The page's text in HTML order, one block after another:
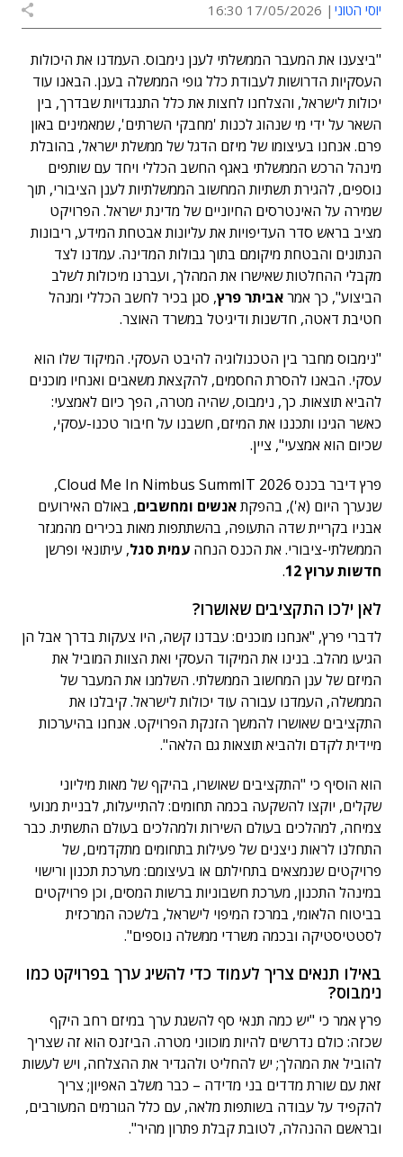
יוסי הטוני 17/05/2026 16:30
"ביצענו את המעבר הממשלתי לענן נימבוס. העמדנו את היכולות
העסקיות הדרושות לעבודת כלל גופי הממשלה בענן. הבאנו עוד
יכולות לישראל, והצלחנו לחצות את כלל התנגדויות שבדרך, בין
השאר על ידי מי שנהוג לכנות 'מחבקי השרתים', שמאמינים באון
פרם. אנחנו בעיצומו של מיזם הדגל של ממשלת ישראל, בהובלת
מינהל הרכש הממשלתי באגף החשב הכללי ויחד עם שותפים
נוספים, להגירת תשתיות המחשוב הממשלתיות לענן הציבורי, תוך
שמירה על האינטרסים החיוניים של מדינת ישראל. הפרויקט
מציב בראש סדר העדיפויות את עליונות אבטחת המידע, ריבונות
הנתונים והבטחת מיקומם בתוך גבולות המדינה. עמדנו לצד
מקבלי ההחלטות שאישרו את המהלך, ועברנו מיכולות לשלב
הביצוע", כך אמראביתר פרץ, סגן בכיר לחשב הכללי ומנהל
חטיבת דאטה, חדשנות ודיגיטל במשרד האוצר.
"נימבוס מחבר בין הטכנולוגיה להיבט העסקי. המיקוד שלו הוא
עסקי. הבאנו להסרת החסמים, להקצאת משאבים ואנחיו מוכנים
להביא תוצאות. כך, נימבוס, שהיה מטרה, הפך כיום לאמצעי:
כאשר הגינו ותכננו את המיזם, חשבנו על חיבור טכנו-עסקי,
שכיום הוא אמצעי", ציין.
פרץ דיבר בכנס Cloud Me In Nimbus SummIT 2026,
שנערך היום (א'), בהפקתאנשים ומחשבים, באולם האירועים
אבניו בקריית שדה התעופה, בהשתתפות מאות בכירים מהמגזר
הממשלתי-ציבורי. את הכנס הנחה עמית סגל, עיתונאי ופרשן
חדשות ערוץ 12
.
לאן ילכו התקציבים שאושרו?
לדברי פרץ, "אנחנו מוכנים: עבדנו קשה, היו צעקות בדרך אבל הן
הגיעו מהלב. בנינו את המיקוד העסקי ואת הצוות המוביל את
המיזם של ענן המחשוב הממשלתי. השלמנו את המעבר של
הממשלה, העמדנו עבורה עוד יכולות לישראל. קיבלנו את
התקציבים שאושרו להמשך הזנקת הפרויקט. אנחנו בהיערכות
מיידית לקדם ולהביא תוצאות גם הלאה".
הוא הוסיף כי "התקציבים שאושרו, בהיקף של מאות מיליוני
שקלים, יוקצו להשקעה בכמה תחומים: להתייעלות, לבניית מנועי
צמיחה, למהלכים בעולם השירות ולמהלכים בעולם התשתית. כבר
התחלנו לראות ניצנים של פעילות בתחומים מתקדמים, של
פרויקטים שנמצאים בתחילתם או בעיצומם: מערכת תכנון ורישוי
במינהל התכנון, מערכת חשבוניות ברשות המסים, וכן פרויקטים
בביטוח הלאומי, במרכז המיפוי לישראל, בלשכה המרכזית
לסטטיסטיקה ובכמה משרדי ממשלה נוספים".
באילו תנאים צריך לעמוד כדי להשיג ערך בפרויקט כמו
נימבוס?
פרץ אמר כי "יש כמה תנאי סף להשגת ערך במיזם רחב היקף
שכזה: כולם נדרשים להיות מוכווני מטרה. הביזנס הוא זה שצריך
להוביל את המהלך; יש להחליט ולהגדיר את ההצלחה, ויש לעשות
זאת עם שורת מדדים בני מדידה – כבר משלב האפיון; צריך
להקפיד על עבודה בשותפות מלאה, עם כלל הגורמים המעורבים,
ובראשם ההנהלה, לטובת קבלת פתרון מהיר".